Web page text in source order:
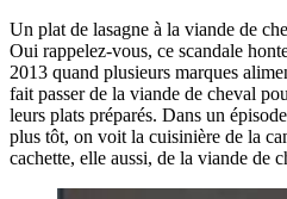
Un plat de lasagne à la viande de
Oui rappelez-vous, ce scandale
2013 quand plusieurs marques
fait passer de la viande de cheval
leurs plats préparés. Dans un
plus tôt, on voit la cuisinière de la
cachette, elle aussi, de la viande de